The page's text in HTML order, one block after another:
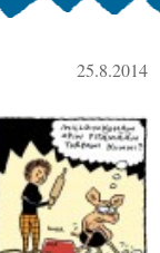
25.8.2014